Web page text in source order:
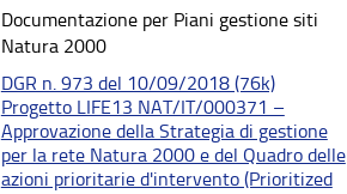
Documentazione per Piani gestione siti
Natura 2000
DGR n. 973 del 10/09/2018 (76k)
Progetto LIFE13 NAT/IT/000371 –
Approvazione della Strategia di gestione
per la rete Natura 2000 e del Quadro delle
azioni prioritarie d'intervento (Prioritized